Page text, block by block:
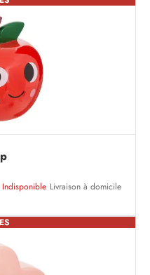
Indisponible Livraison à domicile